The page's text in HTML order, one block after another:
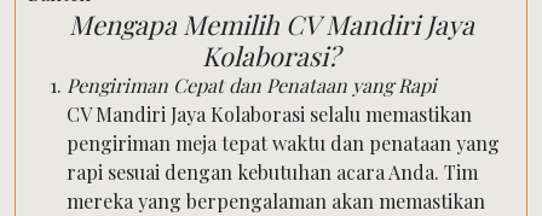
Mengapa Memilih CV Mandiri Jaya
Kolaborasi?
Pengiriman Cepat dan Penataan yang Rapi
CV Mandiri Jaya Kolaborasi selalu memastikan
pengiriman meja tepat waktu dan penataan yang
rapi sesuai dengan kebutuhan acara Anda. Tim
mereka yang berpengalaman akan memastikan